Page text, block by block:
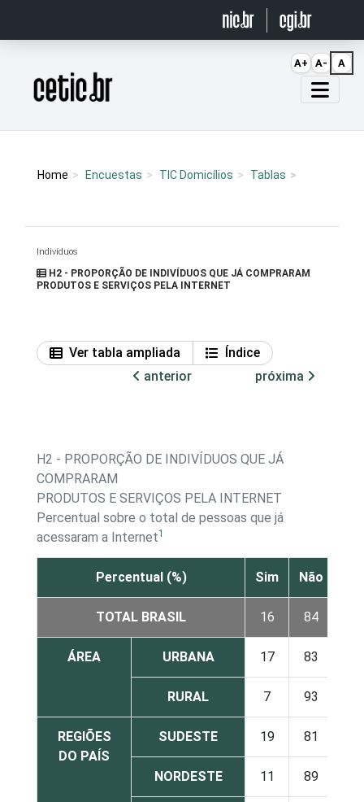
Página inicial
Home Encuestas TIC Domicílios Tablas
Indivíduos
H2 - PROPORÇÃO DE INDIVÍDUOS QUE JÁ COMPRARAM
PRODUTOS E SERVIÇOS PELA INTERNET
Ver tabla ampliada
Índice
anterior
próxima
H2 - PROPORÇÃO DE INDIVÍDUOS QUE JÁ
COMPRARAM
PRODUTOS E SERVIÇOS PELA INTERNET
Percentual sobre o total de pessoas que já
acessaram a Internet1
Percentual (%) Sim Não
TOTAL BRASIL 16 84
ÁREA URBANA 17 83
RURAL 7 93
REGIÕES
DO PAÍS
SUDESTE 19 81
NORDESTE 11 89
A+ A- A